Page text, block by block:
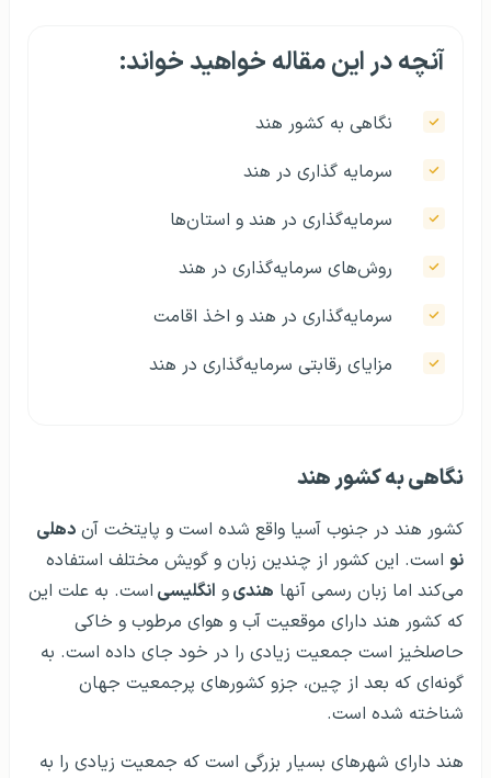
آنچه در این مقاله خواهید خواند:
نگاهی به کشور هند
سرمایه گذاری در هند
سرمایه‌گذاری در هند و استان‌ها
روش‌های سرمایه‌گذاری در هند
سرمایه‌گذاری در هند و اخذ اقامت
مزایای رقابتی سرمایه‌گذاری در هند
نگاهی به کشور هند
کشور هند در جنوب آسیا واقع شده است و پایتخت آن دهلی
نو است. این کشور از چندین زبان و گویش مختلف استفاده
می‌کند اما زبان رسمی آنها هندیو انگلیسی است. به علت این
که کشور هند دارای موقعیت آب و هوای مرطوب و خاکی
حاصلخیز است جمعیت زیادی را در خود جای داده است. به
گونه‌ای که بعد از چین، جزو کشورهای پرجمعیت جهان
شناخته شده است.
هند دارای شهرهای بسیار بزرگی است که جمعیت زیادی را به